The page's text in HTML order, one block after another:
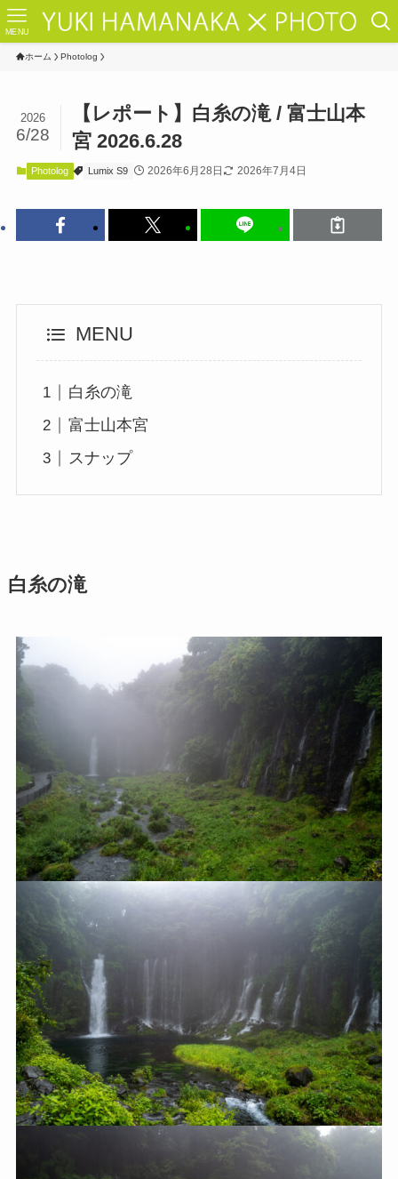
MENU
ホーム Photolog
【レポート】白糸の滝 / 富士山本
宮 2026.6.28
2026
6/28
Photolog Lumix S9 2026年6月28日 2026年7月4日
MENU
白糸の滝
富士山本宮
スナップ
白糸の滝